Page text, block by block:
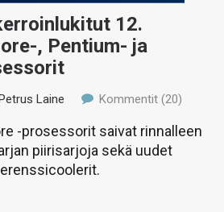
12.
, Pentium- ja
Laine Kommentit (20)
-prosessorit saivat rinnalleen
piirisarjoja sekä uudet